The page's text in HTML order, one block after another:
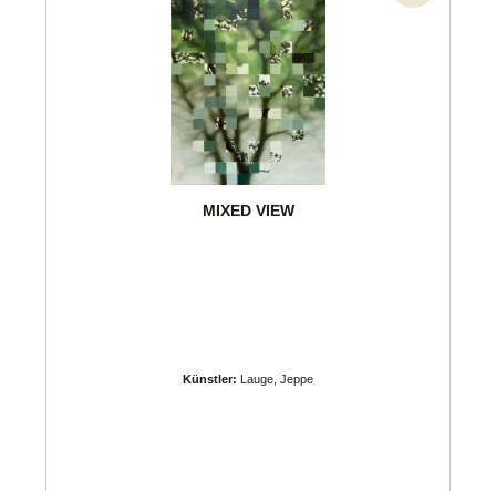
MIXED VIEW
Künstler: Lauge, Jeppe